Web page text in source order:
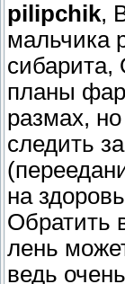
pilipchik,
мальчика
сибарита,
планы
размах,
следить
на
Обратить
лень
ведь